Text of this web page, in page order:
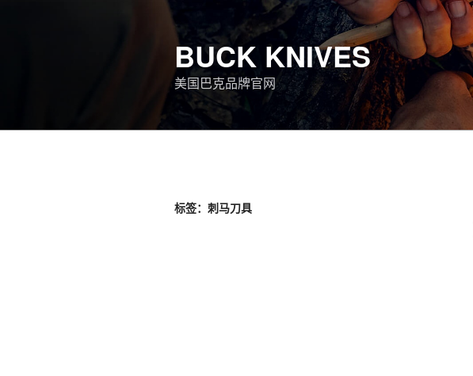
BUCK KNIVES
美国巴克品牌官网
标签：刺马刀具